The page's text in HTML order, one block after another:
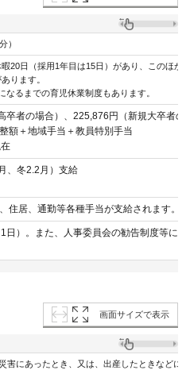
）
20日（採用1年目は15日）があり、このほ
ります。
なるまでの育児休業制度もあります。
卒者の場合）、225,876円（新規大卒者
＋地域手当＋教員特別手当
、冬2.2月）支給
住居、通勤等各種手当が支給されます。
日）。また、人事委員会の勧告制度等に
画面サイズで表示
害にあったとき、又は、出産したときなど